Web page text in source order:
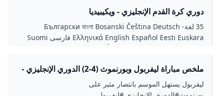
دوري كرة القدم الإنجليزي - ويكيبيديا
35 لغة- Български বাংলা Bosanski Čeština Deutsch
Ελληνικά English Español Eesti Euskara فارسی Suomi
Română Русский Simple English Slovenčina Српски /
srpski Svenska ไทย Türkçe Українська Tiếng Việt 中文
عدل الوصلاتعدلعدلعدلعدلعدل
ملخص مباراة ليفربول وبورنموث (4-2) الدوري الإنجليزي -
الجولة 1 - YOUTUBE
ليفربول يستهل الموسم بانتصار مثير على